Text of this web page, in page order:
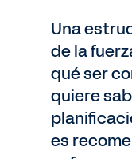
Una
de la
qué ser
quiere
es